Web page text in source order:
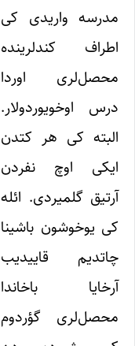
مدرسه واریدی کی
اطراف کندلرینده
محصل‌لری اوردا
درس اوخویوردولار.
البته کی هر کتدن
ایکی اوچ نفردن
آرتیق گلمیردی. ائله
کی یوخوشون باشینا
چاتدیم قاییدیب
آرخایا باخاندا
محصل‌لری گؤردوم